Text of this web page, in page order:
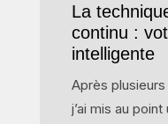
La
continu :
intelligente
Après
j’ai mis au